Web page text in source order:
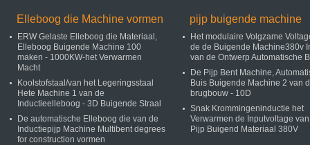
Elleboog die Machine vormen
ERW Gelaste Elleboog die Materiaal,
Elleboog Buigende Machine 100
maken - 1000KW-het Verwarmen
Macht
Koolstofstaal/van het Legeringsstaal
Hete Machine 1 van de
Inductieelleboog - 3D Buigende Straal
De automatische Elleboog die van de
Inductiepijp Machine Multibent degrees
for construction vormen
pijp buigende machine
Het modulaire Volgzame
de de Buigende Machine380v
van de Ontwerp Automatische
De Pijp Bent Machine,
Buis Buigende Machine 2 van
brugbouw - 10D
Snak Krommingeninductie het
Verwarmen de Inputvoltage
Pijp Buigend Materiaal 380V